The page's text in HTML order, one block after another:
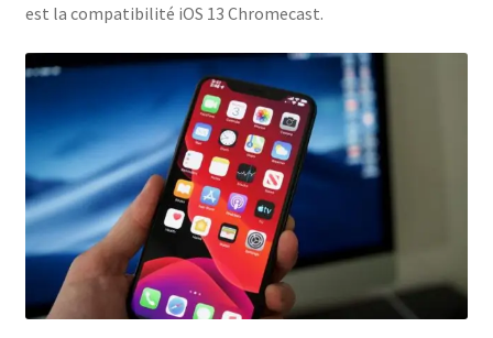
est la compatibilité iOS 13 Chromecast.